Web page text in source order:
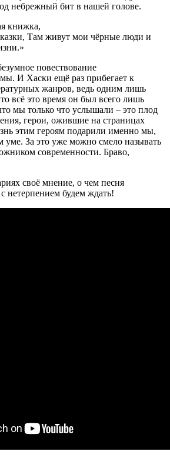
небрежный бит в нашей голове.
книжка,
Там живут мои чёрные люди и
повествование
И Хаски ещё раз прибегает к
жанров, ведь одним лишь
всё это время он был всего лишь
мы только что услышали – это плод
герои, ожившие на страницах
этим героям подарили именно мы,
уме. За это уже можно смело называть
современности. Браво,
своё мнение, о чем песня
будем ждать!